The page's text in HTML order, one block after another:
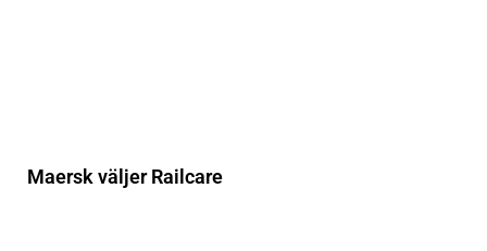
Maersk väljer Railcare